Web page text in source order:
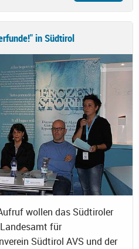
in Südtirol
wollen das Südtiroler
für
Südtirol AVS und der